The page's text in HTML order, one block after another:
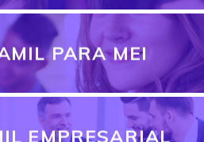
PARA MEI
EMPRESARIAL